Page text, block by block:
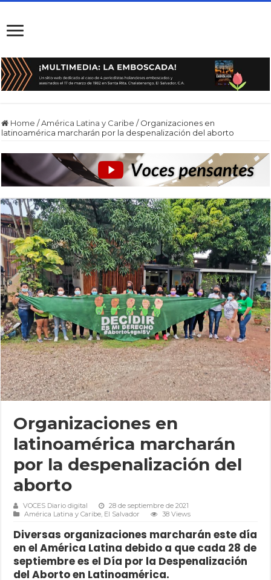
Home /América Latina y Caribe / Organizaciones en
latinoamérica marcharán por la despenalización del aborto
Organizaciones en
latinoamérica marcharán
por la despenalización del
aborto
VOCES Diario digital
28 de septiembre de 2021
América Latina y Caribe El Salvador 38 Views
Diversas organizaciones marcharán este día
en el América Latina debido a que cada 28 de
septiembre es el Día por la Despenalización
del Aborto en Latinoamérica.